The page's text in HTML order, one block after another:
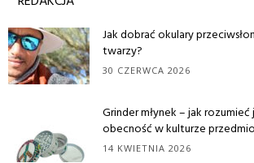
Jak dobrać okulary
twarzy?
30 CZERWCA 2026
Grinder młynek – jak
obecność w kulturze
14 KWIETNIA 2026